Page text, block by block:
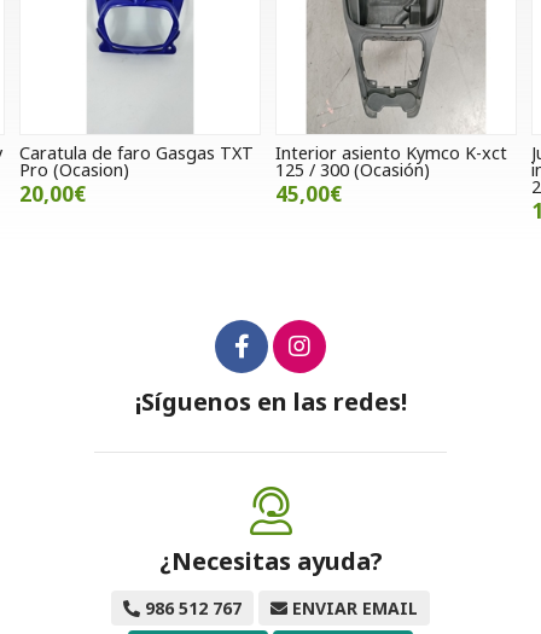
TXT Interior asiento Kymco K-xct
125 / 300 (Ocasión)
Junta de carter
interior SWM
¡Síguenos en las redes!
¿Necesitas ayuda?
986 512 767
ENVIAR EMAIL